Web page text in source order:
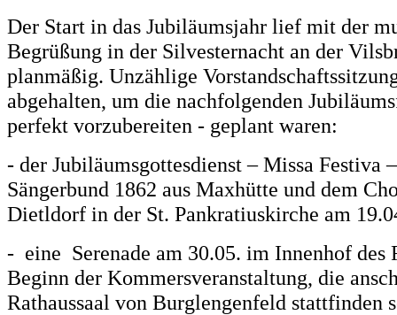
Der Start in das Jubiläumsjahr lief mit der
Begrüßung in der Silvesternacht an der
planmäßig. Unzählige
abgehalten, um die nachfolgenden
perfekt vorzubereiten - geplant waren:
- der Jubiläumsgottesdienst – Missa Festiva
Sängerbund 1862 aus Maxhütte und dem
Dietldorf in der St. Pankratiuskirche am
- eine Serenade am 30.05. im Innenhof des
Beginn der Kommersveranstaltung, die
Rathaussaal von Burglengenfeld stattfinden